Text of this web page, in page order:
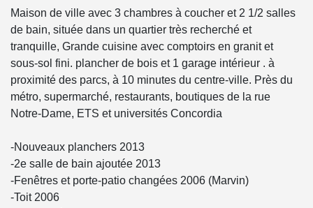
Maison de ville avec 3 chambres à coucher et 2 1/2 salles
de bain, située dans un quartier très recherché et
tranquille, Grande cuisine avec comptoirs en granit et
sous-sol fini. plancher de bois et 1 garage intérieur . à
proximité des parcs, à 10 minutes du centre-ville. Près du
métro, supermarché, restaurants, boutiques de la rue
Notre-Dame, ETS et universités Concordia
-Nouveaux planchers 2013
-2e salle de bain ajoutée 2013
-Fenêtres et porte-patio changées 2006 (Marvin)
-Toit 2006